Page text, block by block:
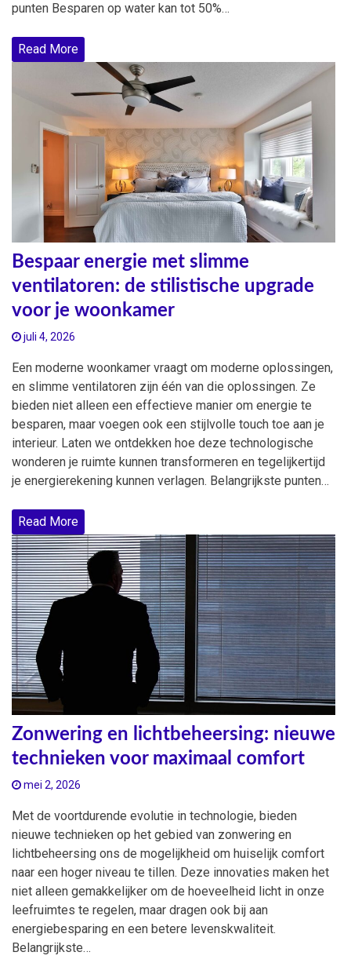
punten Besparen op water kan tot 50%…
Read More
Bespaar energie met slimme
ventilatoren: de stilistische upgrade
voor je woonkamer
juli 4, 2026
Een moderne woonkamer vraagt om moderne oplossingen,
en slimme ventilatoren zijn één van die oplossingen. Ze
bieden niet alleen een effectieve manier om energie te
besparen, maar voegen ook een stijlvolle touch toe aan je
interieur. Laten we ontdekken hoe deze technologische
wonderen je ruimte kunnen transformeren en tegelijkertijd
je energierekening kunnen verlagen. Belangrijkste punten…
Read More
Zonwering en lichtbeheersing: nieuwe
technieken voor maximaal comfort
mei 2, 2026
Met de voortdurende evolutie in technologie, bieden
nieuwe technieken op het gebied van zonwering en
lichtbeheersing ons de mogelijkheid om huiselijk comfort
naar een hoger niveau te tillen. Deze innovaties maken het
niet alleen gemakkelijker om de hoeveelheid licht in onze
leefruimtes te regelen, maar dragen ook bij aan
energiebesparing en een betere levenskwaliteit.
Belangrijkste…